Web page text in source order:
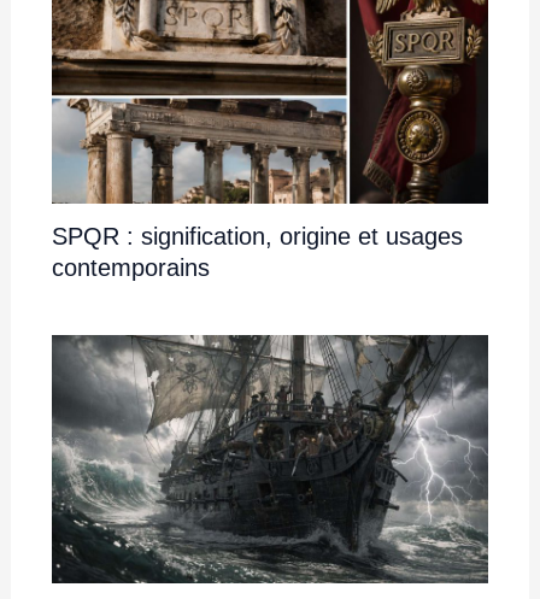
SPQR : signification, origine et usages
contemporains